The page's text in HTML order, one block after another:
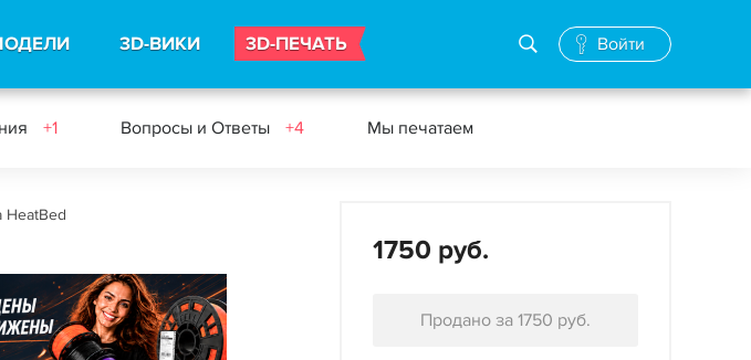
3D-ВИКИ 3D-ПЕЧАТЬ Войти
+1 Вопросы и Ответы +4 Мы печатаем
HeatBed
1750 руб.
Продано за 1750 руб.